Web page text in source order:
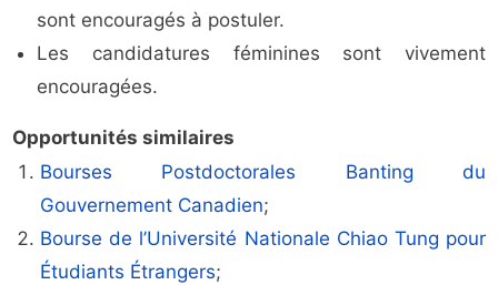
sont encouragés à postuler.
Les candidatures féminines sont vivement
encouragées.
Opportunités similaires
Bourses Postdoctorales Banting du
Gouvernement Canadien;
Bourse de l’Université Nationale Chiao Tung pour
Étudiants Étrangers;